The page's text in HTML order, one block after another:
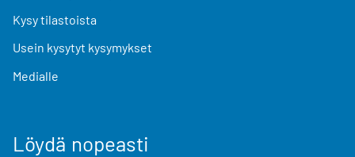
Kysy tilastoista
Usein kysytyt kysymykset
Medialle
Löydä nopeasti